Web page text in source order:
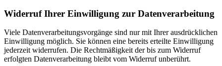
Widerruf Ihrer Einwilligung zur Datenverarbeitung
Viele Datenverarbeitungsvorgänge sind nur mit Ihrer ausdrücklichen
Einwilligung möglich. Sie können eine bereits erteilte Einwilligung
jederzeit widerrufen. Die Rechtmäßigkeit der bis zum Widerruf
erfolgten Datenverarbeitung bleibt vom Widerruf unberührt.